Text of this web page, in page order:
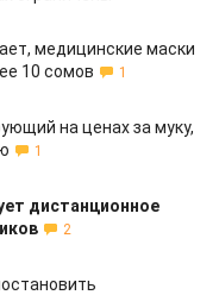
медицинские маски
10 сомов
1
на ценах за муку,
1
дистанционное
2